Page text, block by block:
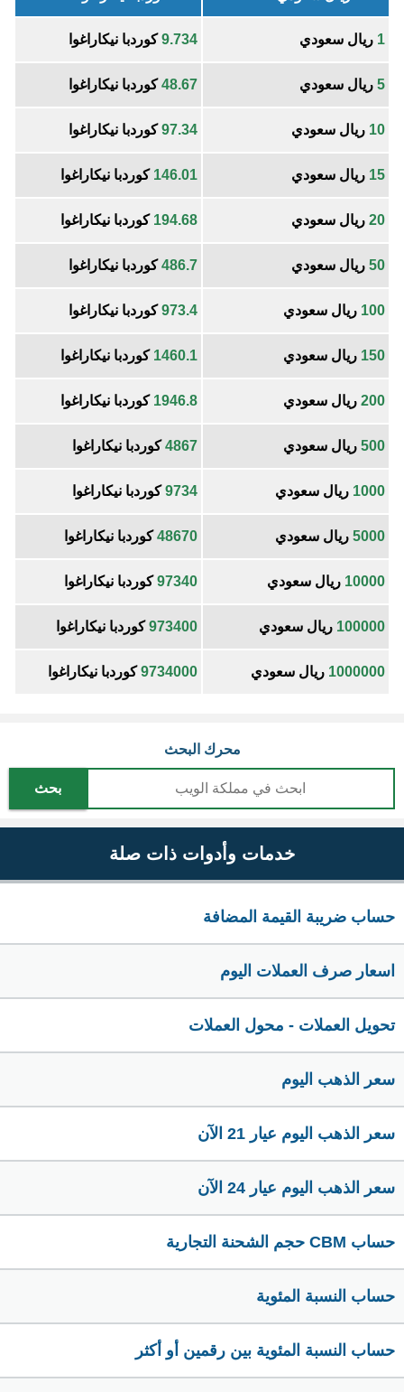
1 ريال سعودي 9.734كوردبا نيكاراغوا
5 ريال سعودي 48.67كوردبا نيكاراغوا
10 ريال سعودي 97.34كوردبا نيكاراغوا
15 ريال سعودي 146.01 كوردبا نيكاراغوا
20 ريال سعودي 194.68 كوردبا نيكاراغوا
50 ريال سعودي 486.7كوردبا نيكاراغوا
100 ريال سعودي 973.4كوردبا نيكاراغوا
150 ريال سعودي 1460.1 كوردبا نيكاراغوا
200 ريال سعودي 1946.8 كوردبا نيكاراغوا
500 ريال سعودي 4867كوردبا نيكاراغوا
1000 ريال سعودي 9734كوردبا نيكاراغوا
5000 ريال سعودي 48670كوردبا نيكاراغوا
10000 ريال سعودي 97340كوردبا نيكاراغوا
100000 ريال سعودي 973400كوردبا نيكاراغوا
1000000 ريال سعودي 9734000كوردبا نيكاراغوا
محرك البحث
بحث
خدمات وأدوات ذات صلة
حساب ضريبة القيمة المضافة
اسعار صرف العملات اليوم
تحويل العملات - محول العملات
سعر الذهب اليوم
سعر الذهب اليوم عيار 21 الآن
سعر الذهب اليوم عيار 24 الآن
حساب CBM حجم الشحنة التجارية
حساب النسبة المئوية
حساب النسبة المئوية بين رقمين أو أكثر